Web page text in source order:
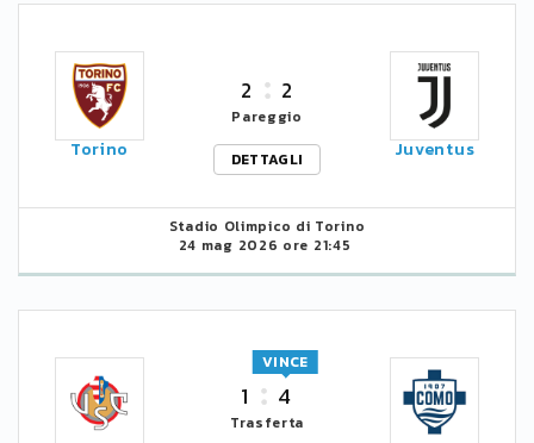
Torino
2 2
Pareggio
DETTAGLI
Juventus
Stadio Olimpico di Torino
24 mag 2026 ore 21:45
1 4
VINCE
Trasferta